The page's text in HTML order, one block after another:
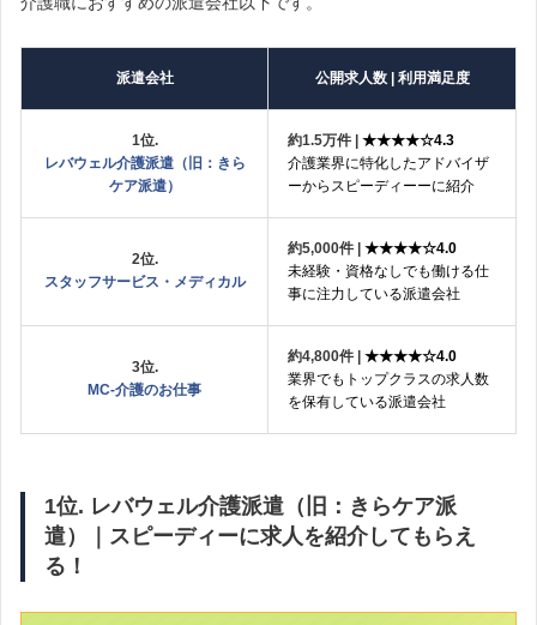
派遣会社 公開求人数 | 利用満足度
1位.
レバウェル介護派遣（旧：きら
ケア派遣）
約1.5万件 | ★★★★☆4.3
介護業界に特化したアドバイザ
ーからスピーディーーに紹介
2位.
スタッフサービス・メディカル
約5,000件 | ★★★★☆4.0
未経験・資格なしでも働ける仕
事に注力している派遣会社
3位.
MC-介護のお仕事
約4,800件 | ★★★★☆4.0
業界でもトップクラスの求人数
を保有している派遣会社
1位. レバウェル介護派遣（旧：きらケア派
遣）｜スピーディーに求人を紹介してもらえ
る！